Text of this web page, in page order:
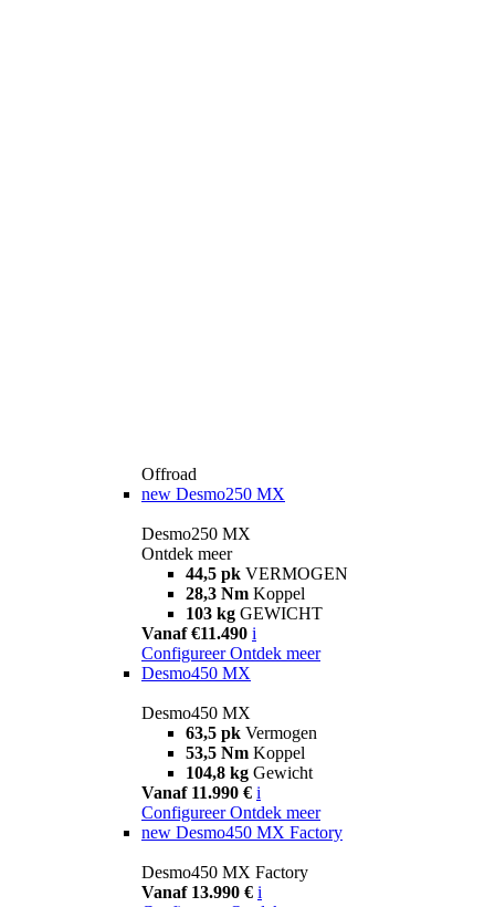
Offroad
new Desmo250 MX
Desmo250 MX
Ontdek meer
44,5 pk VERMOGEN
28,3 Nm Koppel
103 kg GEWICHT
Vanaf €11.490 i
Configureer Ontdek meer
Desmo450 MX
Desmo450 MX
63,5 pk Vermogen
53,5 Nm Koppel
104,8 kg Gewicht
Vanaf 11.990 € i
Configureer Ontdek meer
new Desmo450 MX Factory
Desmo450 MX Factory
Vanaf 13.990 € i